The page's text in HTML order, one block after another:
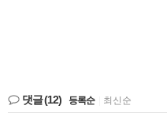
댓글(12) 등록순 최신순